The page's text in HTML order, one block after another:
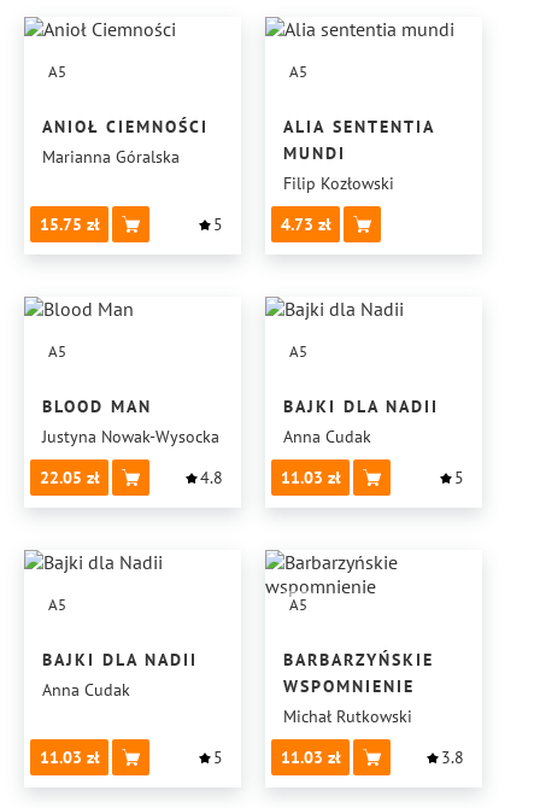
A5
ANIOŁ CIEMNOŚCI
Marianna Góralska
15.75 5
A5
ALIA SENTENTIA
MUNDI
Filip Kozłowski
4.73
A5
BLOOD MAN
Justyna Nowak-Wysocka
22.05
4.8
A5
BAJKI DLA NADII
Anna Cudak
11.03
5
A5
BAJKI DLA NADII
Anna Cudak
11.03 5
A5
BARBARZYŃSKIE
WSPOMNIENIE
Michał Rutkowski
11.03
3.8